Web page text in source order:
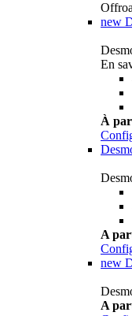
new
En
À
A
new
A